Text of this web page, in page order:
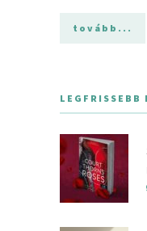
tovább...
LEGFRISSEBB